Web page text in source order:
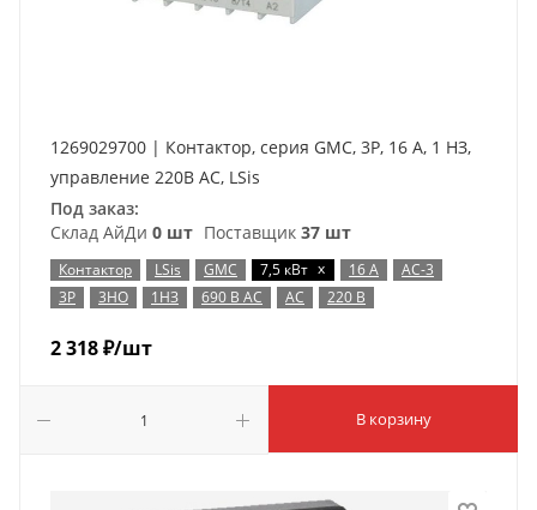
1269029700 | Контактор, серия GMC, 3P, 16 А, 1 НЗ,
управление 220В AC, LSis
Под заказ:
Склад АйДи 0 шт Поставщик 37 шт
Контактор LSis GMC 7,5 кВт x 16 А
AC-3
3P
3НО 1НЗ 690 В AC AC 220 В
2 318₽/шт
В корзину